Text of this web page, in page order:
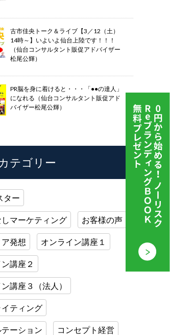
古市佳央トーク＆ライブ【3／12（土）
14時～】いよいよ仙台上陸です！！！
（仙台コンサルタント販促アドバイザー
松尾公輝）
PR脳を身に着けると・・・「●●の達人」
になれる（仙台コンサルタント販促アド
バイザー松尾公輝）
テゴリー
ター
マーケティング お客様の声
発想 オンライン講座１
講座２
講座３（法人）
ティング
ーション コンセプト経営